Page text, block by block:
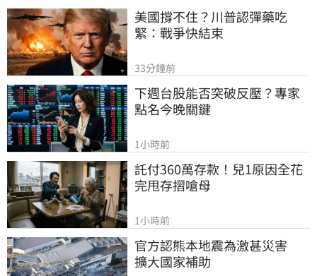
美國撐不住？川普認彈藥吃
緊：戰爭快結束
33分鐘前
下週台股能否突破反壓？專家
點名今晚關鍵
1小時前
託付360萬存款！兒1原因全花
完甩存摺嗆母
1小時前
官方認熊本地震為激甚災害
擴大國家補助